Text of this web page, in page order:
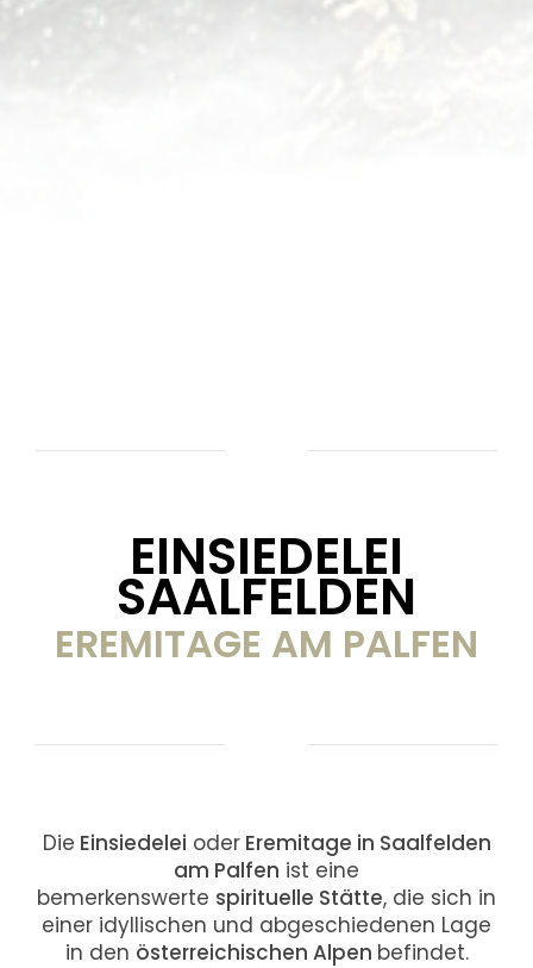
EINSIEDELEI
SAALFELDEN
EREMITAGE AM PALFEN
Die Einsiedelei oder Eremitage in Saalfelden
am Palfen ist eine
bemerkenswerte spirituelle Stätte, die sich in
einer idyllischen und abgeschiedenen Lage
in den österreichischen Alpen befindet.